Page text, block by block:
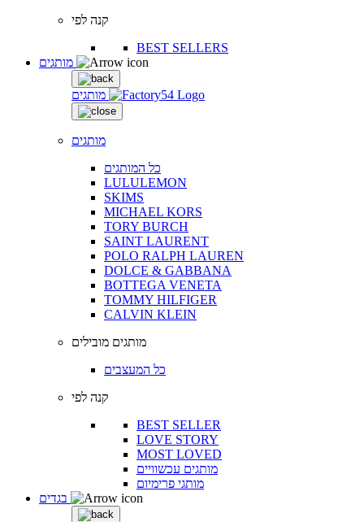
קנה לפי
BEST SELLERS
מותגים
מותגים
כל המותגים
LULULEMON
SKIMS
MICHAEL KORS
TORY BURCH
SAINT LAURENT
POLO RALPH LAUREN
DOLCE & GABBANA
BOTTEGA VENETA
TOMMY HILFIGER
CALVIN KLEIN
מותגים מובילים
כל המעצבים
קנה לפי
BEST SELLER
LOVE STORY
MOST LOVED
מותגים עכשוויים
מותגי פרימיום